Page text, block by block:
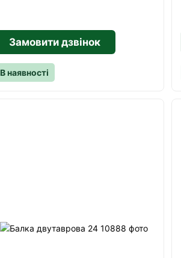
Замовити дзвінок
В наявності